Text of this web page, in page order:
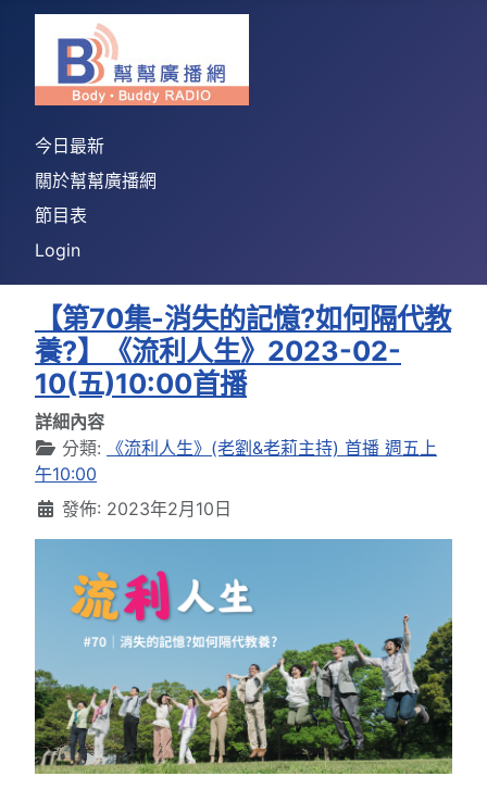
今日最新
關於幫幫廣播網
節目表
Login
【第70集-消失的記憶?如何隔代教
養?】《流利人生》2023-02-
10(五)10:00首播
詳細內容
分類:
《流利人生》(老劉&老莉主持) 首播 週五上
午10:00
發佈: 2023年2月10日